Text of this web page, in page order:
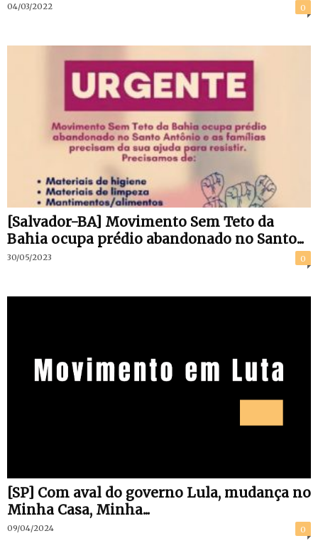
04/03/2022 0
[Salvador-BA] Movimento Sem Teto da
Bahia ocupa prédio abandonado no Santo...
30/05/2023 0
[SP] Com aval do governo Lula, mudança no
Minha Casa, Minha...
09/04/2024 0